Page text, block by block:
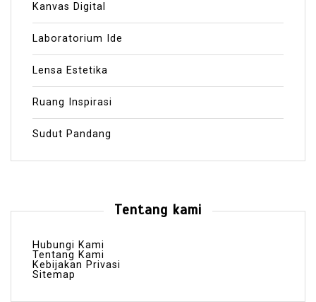
Kanvas Digital
Laboratorium Ide
Lensa Estetika
Ruang Inspirasi
Sudut Pandang
Tentang kami
Hubungi Kami
Tentang Kami
Kebijakan Privasi
Sitemap